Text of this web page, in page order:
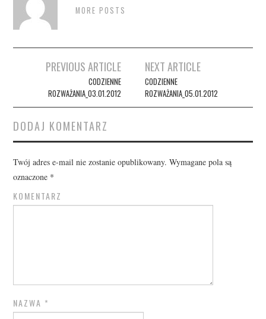
MORE POSTS
navigation
PREVIOUS ARTICLE
CODZIENNE
ROZWAŻANIA_03.01.2012
NEXT ARTICLE
CODZIENNE
ROZWAŻANIA_05.01.2012
DODAJ KOMENTARZ
Twój adres e-mail nie zostanie opublikowany. Wymagane pola są
oznaczone *
KOMENTARZ
NAZWA *